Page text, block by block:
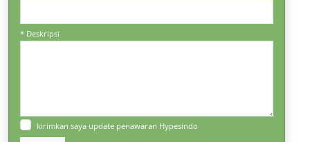
* Deskripsi
kirimkan saya update penawaran Hypesindo